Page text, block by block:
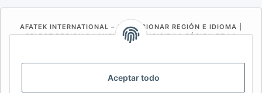
Aceptar todo
AFATEK INTERNATIONAL – SELECCIONAR REGIÓN E IDIOMA |
SELECT REGION & LANGUAGE | CHOISIR LA RÉGION ET LA
LANGUE